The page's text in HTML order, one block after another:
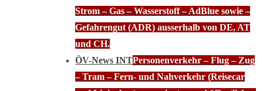
Strom – Gas – Wasserstoff – AdBlue sowie –
Gefahrengut (ADR) ausserhalb von DE, AT
und CH.
ÖV-News INTPersonenverkehr – Flug – Zug
– Tram – Fern- und Nahverkehr (Reisecar